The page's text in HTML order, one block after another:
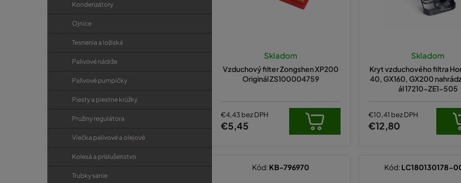
Kondenzátory
Ojnice
Tesnenia a ložiská
Palivové nádrže
Palivové pumpičky
Piesty a piestne krúžky
Pružiny regulátora
Viečka palivové a olejové
Kolesá a príslušenstvo
Trubky sanie
Vzduchový filter Zongshen XP200
Originál ZS100004759
Skladom
€4,43 bez DPH
€5,45
Kryt vzduchového filtra
40, GX160, GX200
ál 17210-ZE1-505
Skladom
€10,41 bez DPH
€12,80
Kód: KB-796970 Kód: LC180130178-